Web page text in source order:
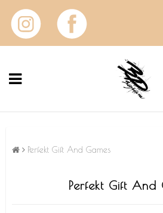
Perfekt Gift And Games
Perfekt Gift And